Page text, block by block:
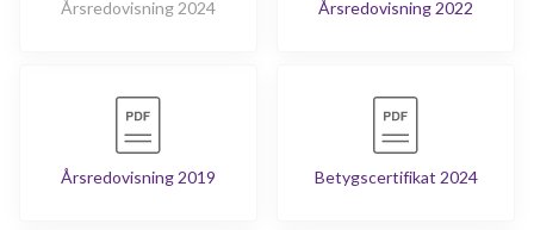
Årsredovisning 2024 Årsredovisning 2022
Årsredovisning 2019 Betygscertifikat 2024